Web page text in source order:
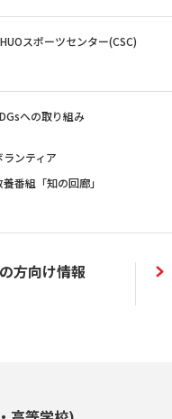
スポーツセンター(CSC)
への取り組み
ランティア
養番組「知の回廊」
方向け情報